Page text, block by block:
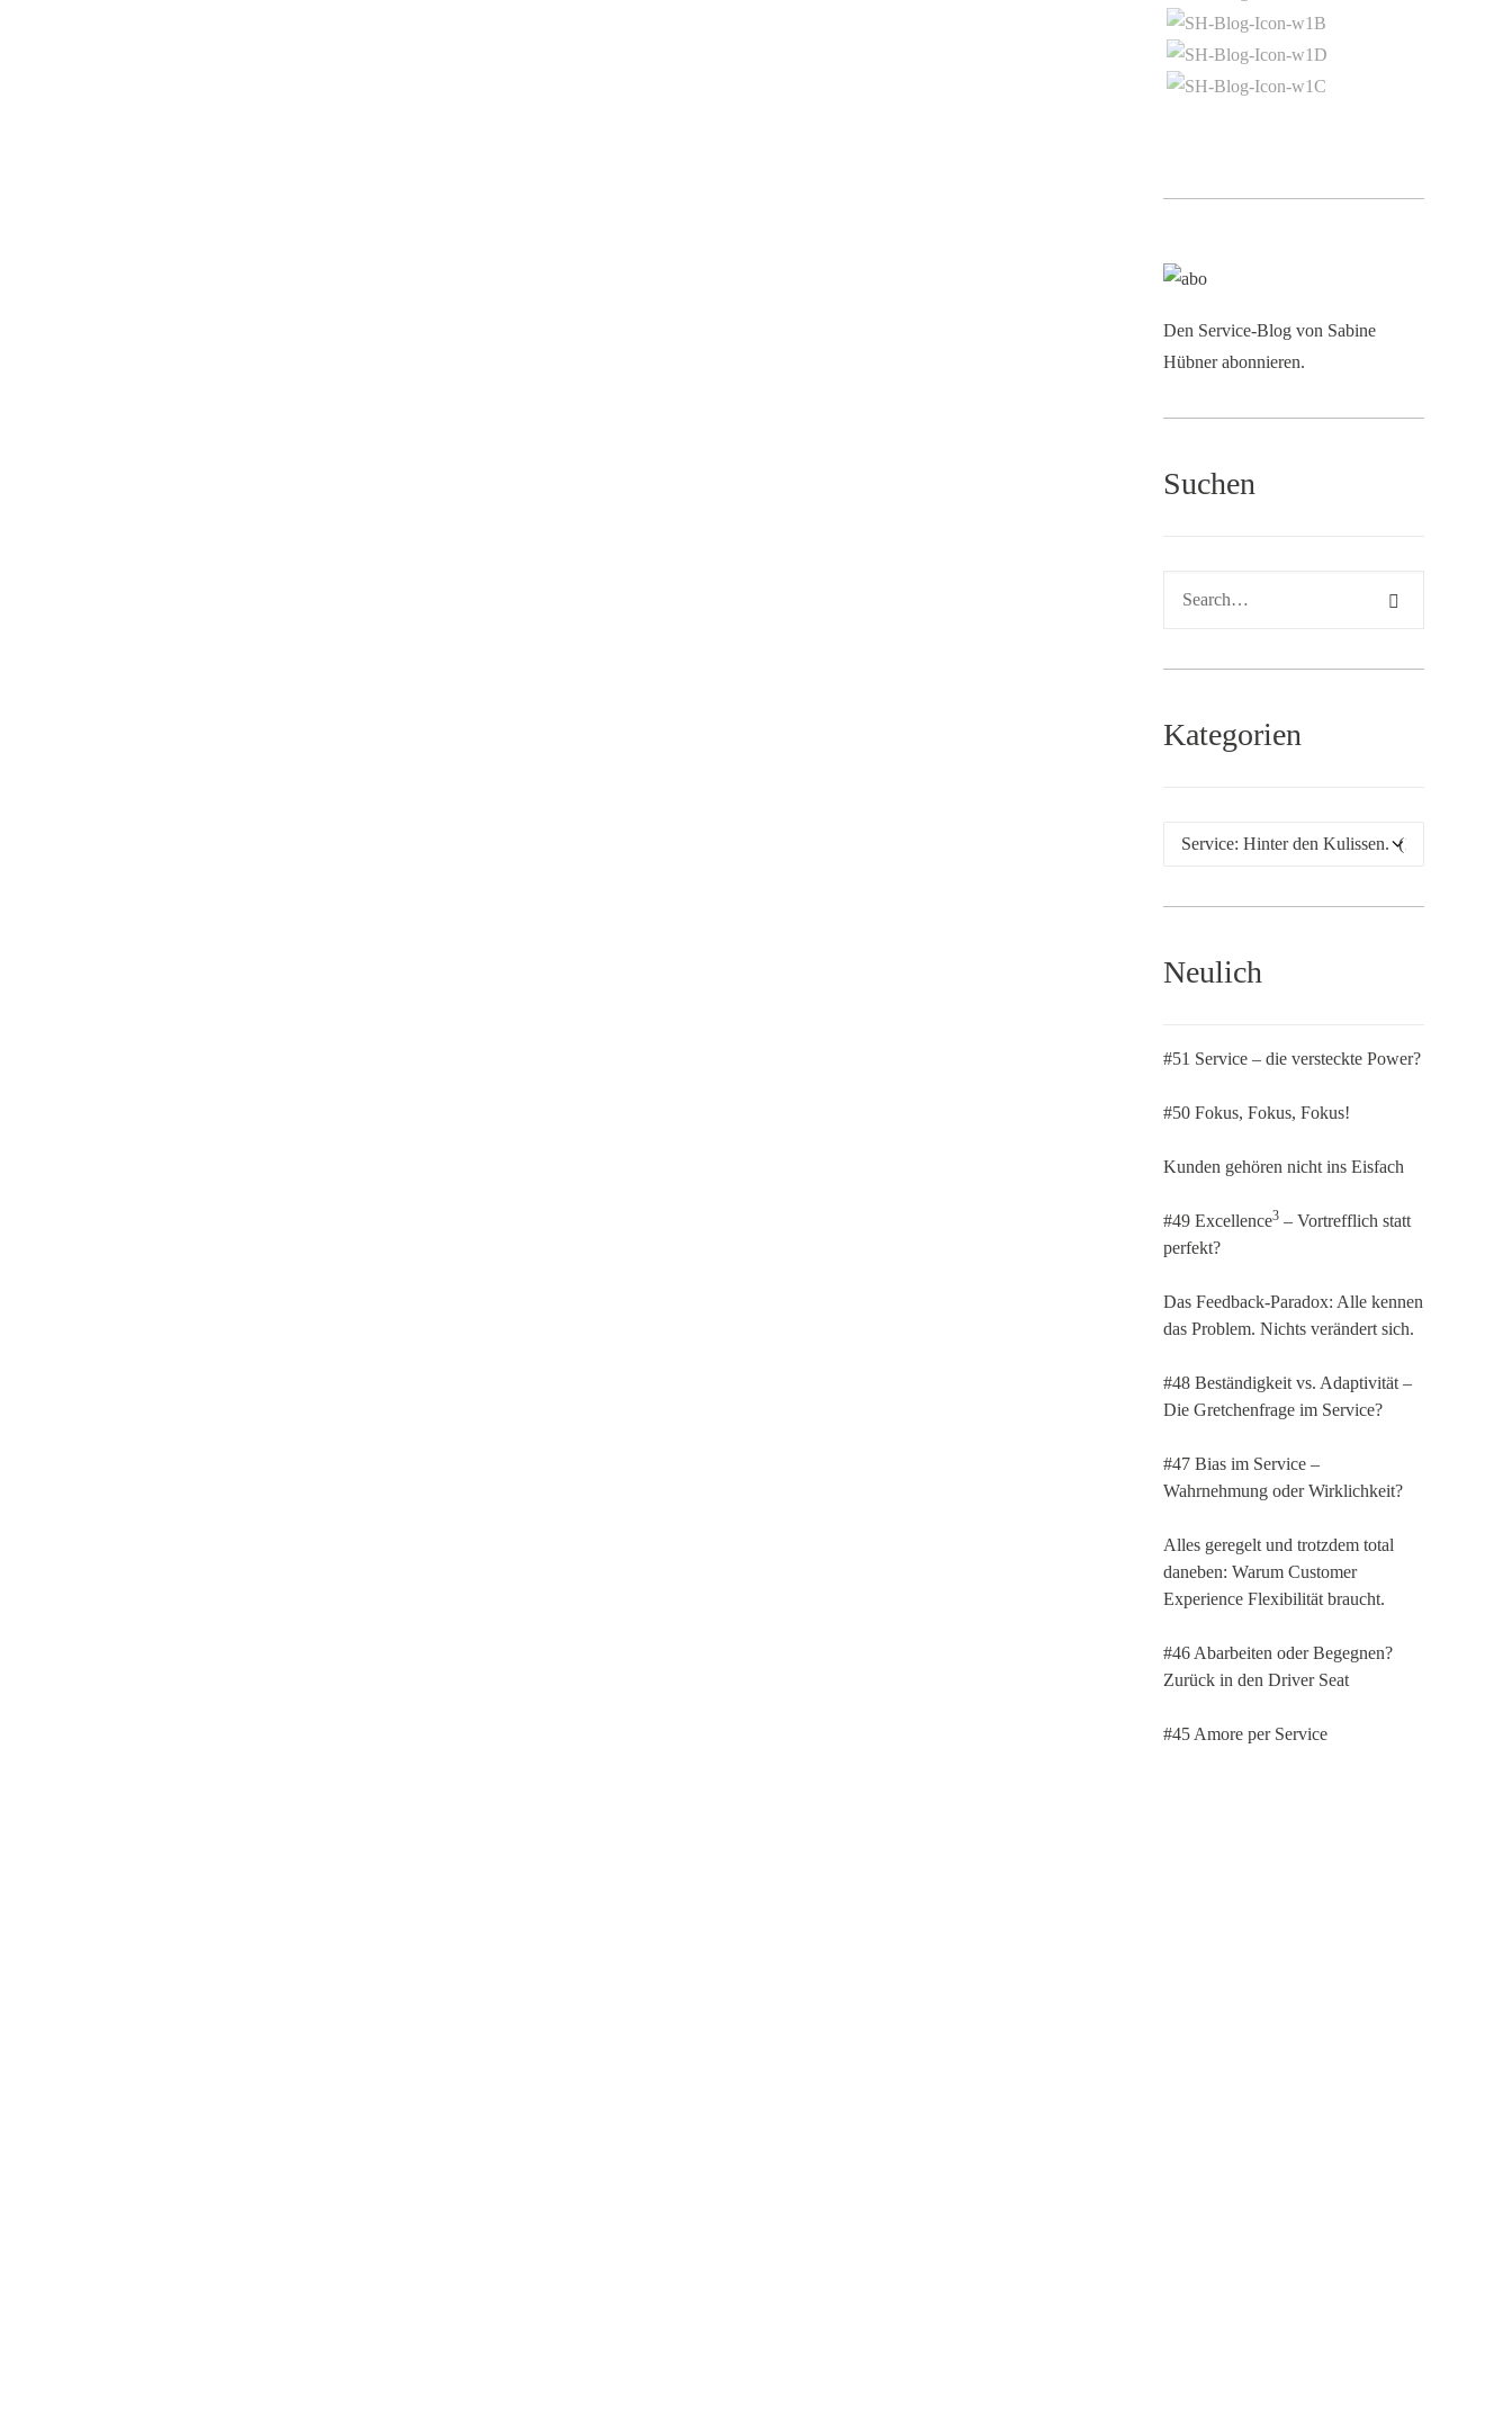
Den Service-Blog von Sabine
Hübner abonnieren.
Suchen
Kategorien
Kategorien
Neulich
#51 Service – die versteckte Power?
#50 Fokus, Fokus, Fokus!
Kunden gehören nicht ins Eisfach
#49 Excellence3 – Vortrefflich statt
perfekt?
Das Feedback-Paradox: Alle kennen
das Problem. Nichts verändert sich.
#48 Beständigkeit vs. Adaptivität –
Die Gretchenfrage im Service?
#47 Bias im Service –
Wahrnehmung oder Wirklichkeit?
Alles geregelt und trotzdem total
daneben: Warum Customer
Experience Flexibilität braucht.
#46 Abarbeiten oder Begegnen?
Zurück in den Driver Seat
#45 Amore per Service